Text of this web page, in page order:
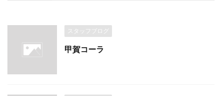
スタッフブログ
甲賀コーラ